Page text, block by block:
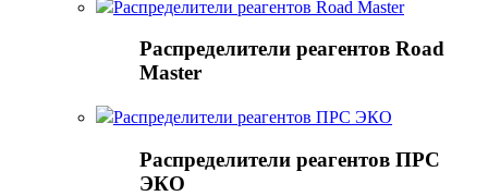
Распределители реагентов Road Master
Распределители реагентов Road
Master
Распределители реагентов ПРС ЭКО
Распределители реагентов ПРС
ЭКО